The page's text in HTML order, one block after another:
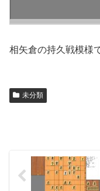
相矢倉の持久戦模様
未分類